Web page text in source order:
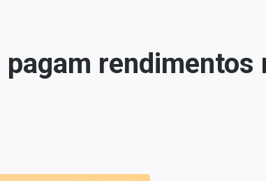
rendimentos